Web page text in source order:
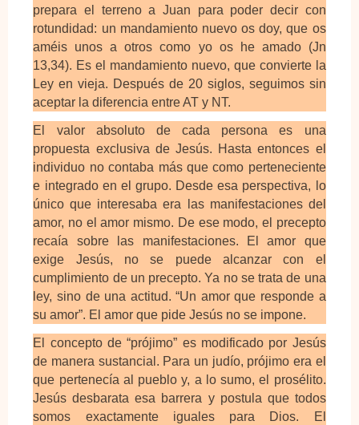
prepara el terreno a Juan para poder decir con
rotundidad: un mandamiento nuevo os doy, que os
améis unos a otros como yo os he amado (Jn
13,34). Es el mandamiento nuevo, que convierte la
Ley en vieja. Después de 20 siglos, seguimos sin
aceptar la diferencia entre AT y NT.
El valor absoluto de cada persona es una
propuesta exclusiva de Jesús. Hasta entonces el
individuo no contaba más que como perteneciente
e integrado en el grupo. Desde esa perspectiva, lo
único que interesaba era las manifes­taciones del
amor, no el amor mismo. De ese modo, el precepto
recaía sobre las manifestaciones. El amor que
exige Jesús, no se puede alcanzar con el
cumplimiento de un precepto. Ya no se trata de una
ley, sino de una actitud. “Un amor que responde a
su amor”. El amor que pide Jesús no se impone.
El concepto de “prójimo” es modificado por Jesús
de manera sustancial. Para un judío, prójimo era el
que pertenecía al pueblo y, a lo sumo, el prosélito.
Jesús desbarata esa barrera y postula que todos
somos exactamente iguales para Dios. El